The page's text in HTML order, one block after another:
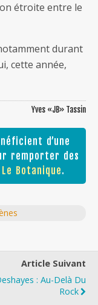
étroite entre le
durant
cette année,
Yves «JB» Tassin
d’une
remporter des
Le Botanique.
Article Suivant
: Au-Delà Du
Rock